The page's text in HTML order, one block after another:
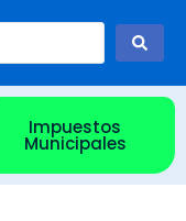
Impuestos
Municipales